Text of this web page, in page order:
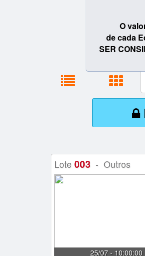
O
de cada
SER
Lote 003 - Outros
25/07 - 10:00:00